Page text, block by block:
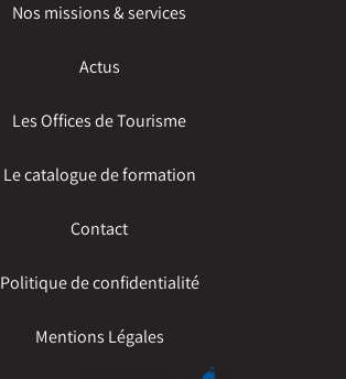
Nos missions & services
Actus
Les Offices de Tourisme
Le catalogue de formation
Contact
Politique de confidentialité
Mentions Légales